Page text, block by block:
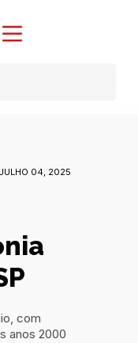
04, 2025
com
anos 2000